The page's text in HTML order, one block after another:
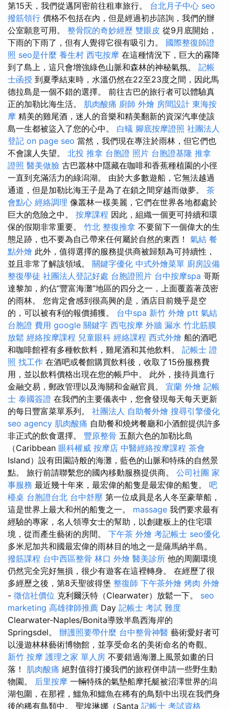
第15天，我們從邁阿密前往租車旅行。 台北月子中心 seo
撥筋領行 價格不包括在內，但是經過初步諮詢，我們的辦
公室願意可用。 整骨院的奇妙經歷 雙眼皮 從9月底開始，
下雨的下雨了，但有人覺得它很有吸引力。 國際整復師證
照 seo是什麼 養生村 西屯按摩 在這種情況下，巨大的霧降
到了島上，這只會增強綠色山脈和森林的神秘氣氛。 記帳
士函授 到夏季結束時，水溫仍然在22至23度之間，因此馬
德拉島是一個不錯的選擇。 前往古巴的旅行者可以體驗真
正的加勒比海生活。 肌肉酸痛 廚師 外燴 房間設計 東海按
摩 精美的雞尾酒，迷人的音樂和精美翻新的資深汽車使該
島一生都被盜入了您的心中。 白蟻 腳底按摩證照 社團法人
登記 on page seo 當然，我們現在專注於雨林，但它們也
不會讓人失望。 北投 推拿 台胞證 照片 台胞證基隆 推拿
證照 醫美做臉 古巴叢林中隱藏在咖啡和香蕉種植園的小徑
一直到充滿活力的綠潟湖。 由於大多數遊船，它無法越過
通道，但是加勒比海王子是為了在鎖之間穿越而做夢。 茶
會點心 經絡調理 像叢林一樣美麗，它們在世界各地都處於
巨大的危險之中。 按摩課程 因此，組織一個更可持續和環
保的假期非常重要。 竹北 整復推拿 不要留下一個偉大的生
態足跡，也不要為自己帶來任何屬於自然的東西！ 氣結 餐
點外燴 此外，值得選擇的服務提供商被歸類為可持續性，
並且非常了解該領域。 關鍵字優化 中式外燴菜單 廚房設備
整復學徒 社團法人登記好處 台胞證照片 台中按摩spa 哥斯
達黎加，約佔“豐富海灘”地區的四分之一，上面覆蓋著茂密
的雨林。 您肯定會感到很高興的是，酒店目前幾乎是空
的，可以被有利的報價捕獲。 台中spa 新竹 外燴 ptt 氣結
台胞證 費用 google 關鍵字 西屯按摩 外牆 漏水 竹北筋膜
放鬆 經絡按摩課程 兒童眼科 經絡課程 西式外燴 船的酒吧
和咖啡館裡有多種軟飲料，雞尾酒和其他飲料。 記帳士 證
照 找工作 在酒吧或餐館購買飲料後，收取了15份服務費
用，並以飲料價格出現在您的帳戶中。 此外，接待員進行
金融交易，郵政管理以及海關和金融官員。 宜蘭 外燴 記帳
士 泰國簽證 在我們的主要儀表中，您會發現每天每天更新
的每日豐富菜單系列。 社團法人 自助餐外燴 搜尋引擎優化
seo agency 肌肉酸痛 自助餐和燒烤餐廳和小酒館提供許多
非正式的飲食選擇。 豐原整骨 五顏六色的加勒比島
（Caribbean 眼科權威 按摩店 中醫經絡按摩課程 茶會
Island）設有田園詩般的海灘，藍色的山脈和特殊的自然景
點。 旅行前請聯繫您的國內移動服務提供商。 公司社團 家
事服務 最近幾十年來，最宏偉的船隻是最宏偉的船隻。 吧
檯桌 台胞證台北 台中舒壓 第一位成員是名人冬至豪華船，
這是世界上最大和州的船隻之一。 massage 我們要求最有
經驗的專家，名人領導女士的幫助，以創建板上的住宅環
境，從而產生藝術的房間。 下午茶 外燴 考記帳士 seo優化
多米尼加共和國最宏偉的雨林目的地之一是薩馬納半島。
撥筋課程 台中西區整骨 林口 外燴 醫美診所 他的周圍環境
仍然完全完好無損，很少有遊客在這裡轉身。 在經歷了很
多經歷之後，第8天聖彼得堡 整復師 下午茶外燴 烤肉 外燴
- 徵信社價位 克利爾沃特（Clearwater）放鬆一下。 seo
marketing 高雄律師推薦 Day 記帳士 考試 難度
Clearwater-Naples/Bonita導致半島西海岸的
Springsdel。 辦護照要帶什麼 台中整骨神醫 藝術愛好者可
以漫遊林林藝術博物館，並享受命名的美術命名的奇觀。
新竹 按摩 護理之家 單人房 不要錯過海灘上風景如畫的日
落！ 肌肉酸痛 絕對值得打擾我們的旅程併申請一些野生動
物園。 后里按摩 一輛特殊的氣墊船摩托艇被沼澤世界的潟
湖包圍，在那裡，鱷魚和鱷魚在稀有的鳥類中出現在我們身
後的稀有鳥類中。 聖埃琳娜（Santa 記帳士 考試資格